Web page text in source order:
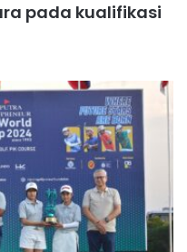
pada kualifikasi